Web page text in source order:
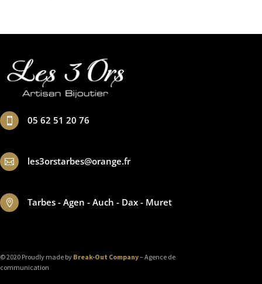
 05 62 51 20 76
 les3orstarbes@orange.fr
 Tarbes - Agen - Auch - Dax - Muret
© 2020 Proudly made by Break-Out Company– Agence de
communication